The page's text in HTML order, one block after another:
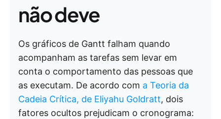
não deve
Os gráficos de Gantt falham quando
acompanham as tarefas sem levar em
conta o comportamento das pessoas que
as executam. De acordo com a Teoria da
Cadeia Crítica, de Eliyahu Goldratt, dois
fatores ocultos prejudicam o cronograma: